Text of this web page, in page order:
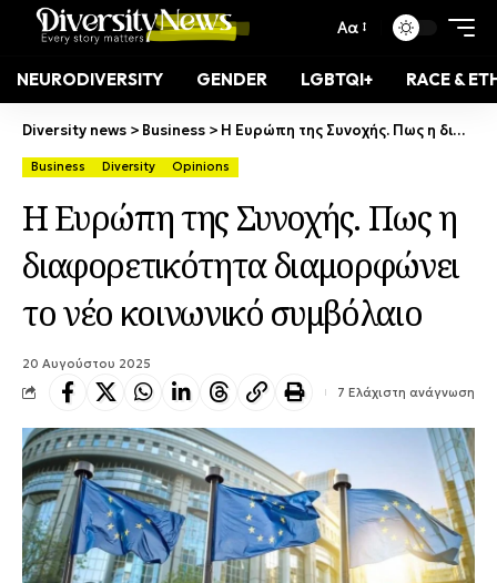
Αα
NEURODIVERSITY GENDER LGBTQI+ RACE &
Diversity news > Business > Η Ευρώπη της Συνοχής. Πως η διαφορετικότητα διαμορφώνει το νέο κοινωνικό συμβόλαιο
Business Diversity Opinions
Η Ευρώπη της Συνοχής. Πως η
διαφορετικότητα διαμορφώνει
το νέο κοινωνικό συμβόλαιο
20 Αυγούστου 2025
7 Ελάχιστη ανάγνωση